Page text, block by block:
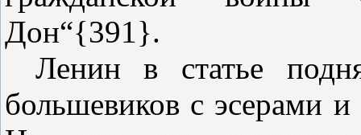
Дон“{391}.
Ленин в статье
большевиков с эсерами